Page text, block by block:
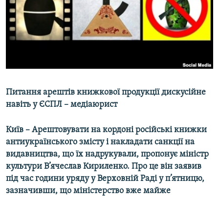
ФОТО
СПЕЦПРОЄКТИ
УКР
ДОЛУЧАЙСЯ!
Питання арештів книжкової продукції дискусійне
навіть у ЄСПЛ – медіаюрист
Київ – Арештовувати на кордоні російські книжки
антиукраїнського змісту і накладати санкції на
видавництва, що їх надрукували, пропонує міністр
культури В’ячеслав Кириленко. Про це він заявив
під час години уряду у Верховній Раді у п’ятницю,
зазначивши, що міністерство вже майже